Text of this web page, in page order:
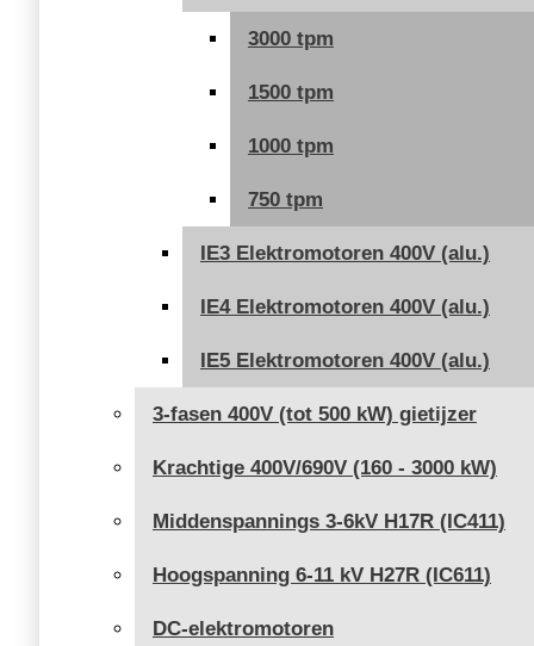
3000 tpm
1500 tpm
1000 tpm
750 tpm
IE3 Elektromotoren 400V (alu.)
IE4 Elektromotoren 400V (alu.)
IE5 Elektromotoren 400V (alu.)
3-fasen 400V (tot 500 kW) gietijzer
Krachtige 400V/690V (160 - 3000 kW)
Middenspannings 3-6kV H17R (IC411)
Hoogspanning 6-11 kV H27R (IC611)
DC-elektromotoren